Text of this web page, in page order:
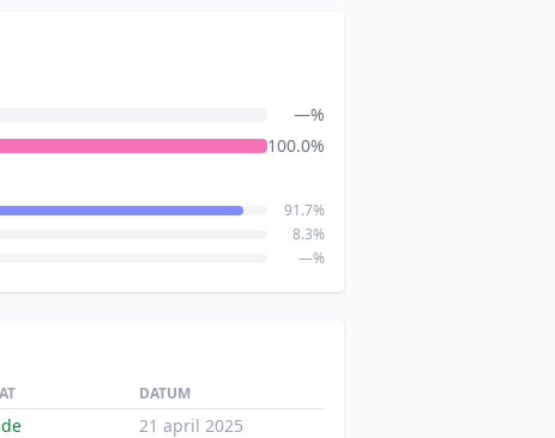
—%
100.0%
91.7%
8.3%
—%
DATUM
21 april 2025